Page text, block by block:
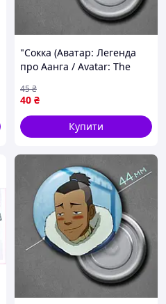
"Сокка (Аватар: Легенда
про Аанга / Avatar: The
круглий Ø44 мм
40 ₴
45₴
Купити